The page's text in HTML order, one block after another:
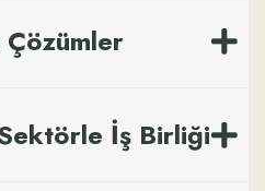
İş Birliği